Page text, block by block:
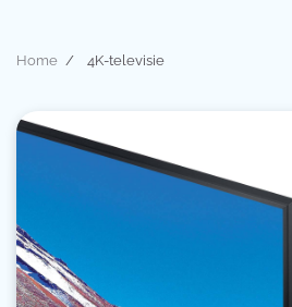
Home 4K-televisie